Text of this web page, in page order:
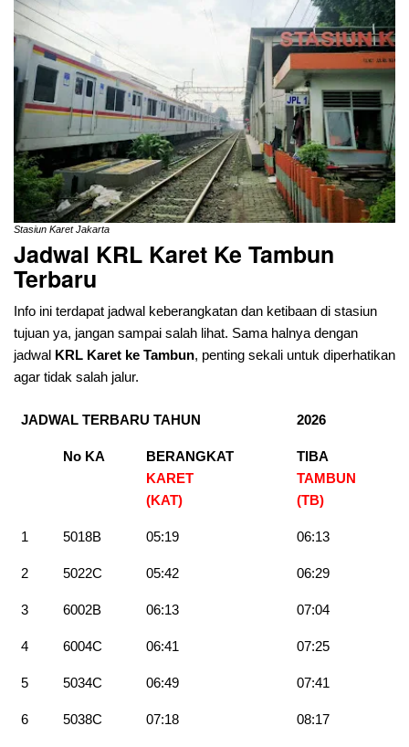
Stasiun Karet Jakarta
Jadwal KRL Karet Ke Tambun
Terbaru
Info ini terdapat jadwal keberangkatan dan ketibaan di stasiun
tujuan ya, jangan sampai salah lihat. Sama halnya dengan
jadwal KRL Karet ke Tambun, penting sekali untuk diperhatikan
agar tidak salah jalur.
JADWAL TERBARU TAHUN 2026
No KA
BERANGKAT
KARET
(KAT)
TIBA
TAMBUN
(TB)
1 5018B 05:19 06:13
2 5022C 05:42 06:29
3 6002B 06:13 07:04
4 6004C 06:41 07:25
5 5034C 06:49 07:41
6 5038C 07:18 08:17